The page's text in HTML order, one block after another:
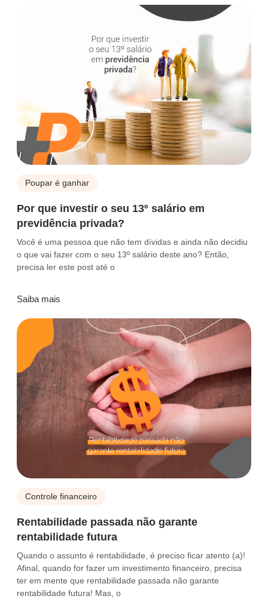
Poupar é ganhar
Por que investir o seu 13º salário em
previdência privada?
Você é uma pessoa que não tem dívidas e ainda não decidiu
o que vai fazer com o seu 13º salário deste ano? Então,
precisa ler este post até o
Saiba mais
Controle financeiro
Rentabilidade passada não garante
rentabilidade futura
Quando o assunto é rentabilidade, é preciso ficar atento (a)!
Afinal, quando for fazer um investimento financeiro, precisa
ter em mente que rentabilidade passada não garante
rentabilidade futura! Mas, o